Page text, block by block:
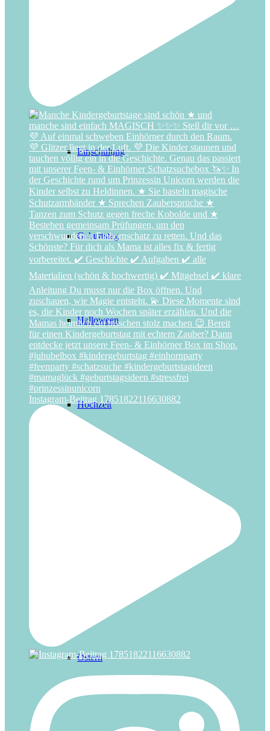
Einschulung
Geburtstag
Halloween
Hochzeit
Ostern
Instagram-Beitrag 17851822116630882